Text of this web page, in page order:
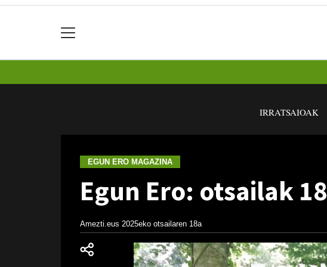
IRRATSAIOAK
EGUN ERO MAGAZINA
Egun Ero: otsailak 18
Amezti.eus 2025eko otsailaren 18a